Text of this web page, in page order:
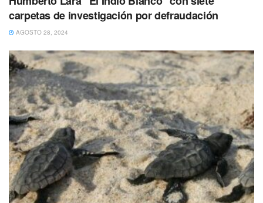
carpetas de investigación por defraudación
AGOSTO 28, 2024